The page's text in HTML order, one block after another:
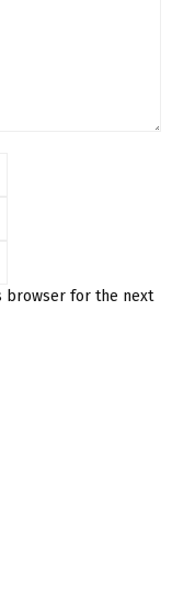
browser for the next